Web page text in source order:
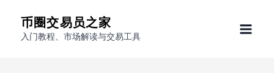
币圈交易员之家
入门教程、市场解读与交易工具